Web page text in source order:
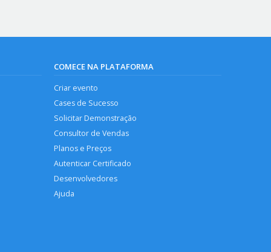
COMECE NA PLATAFORMA
Criar evento
Cases de Sucesso
Solicitar Demonstração
Consultor de Vendas
Planos e Preços
Autenticar Certificado
Desenvolvedores
Ajuda